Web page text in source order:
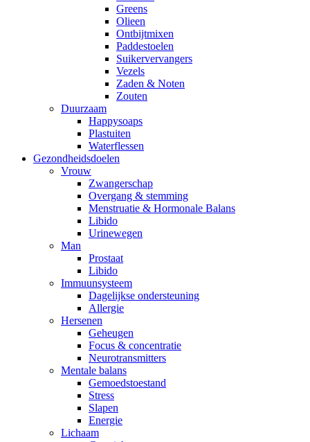
Greens
Olieen
Ontbijtmixen
Paddestoelen
Suikervervangers
Vezels
Zaden & Noten
Zouten
Duurzaam
Happysoaps
Plastuiten
Waterflessen
Gezondheidsdoelen
Vrouw
Zwangerschap
Overgang & stemming
Menstruatie & Hormonale Balans
Libido
Urinewegen
Man
Prostaat
Libido
Immuunsysteem
Dagelijkse ondersteuning
Allergie
Hersenen
Geheugen
Focus & concentratie
Neurotransmitters
Mentale balans
Gemoedstoestand
Stress
Slapen
Energie
Lichaam